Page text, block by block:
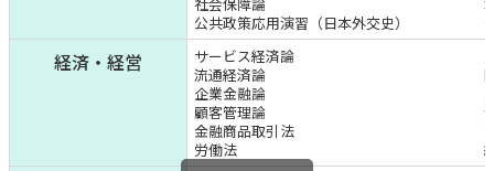
公共政策応用演習（日本外交史）
経済・経営 サービス経済論
流通経済論
企業金融論
顧客管理論
金融商品取引法
労働法